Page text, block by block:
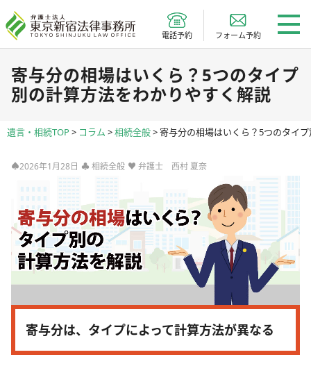
電話予約 フォーム予約
寄与分の相場はいくら？5つのタイプ
別の計算方法をわかりやすく解説
遺言・相続TOP> コラム >相続全般>寄与分の相場はいくら？5つのタイ
♠2026年1月28日 ♣ 相続全般 ♥ 弁護士 西村 夏奈
寄与分は、タイプによって計算方法が異なる